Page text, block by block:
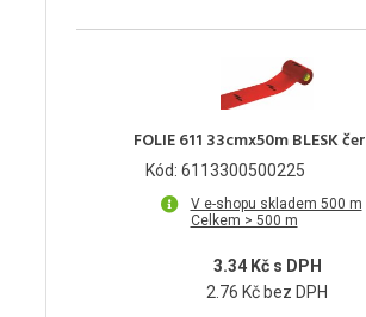
FOLIE 611 33cmx50m BLESK
Kód: 6113300500225
V e-shopu skladem 500 m
Celkem > 500 m
3.34 Kč s DPH
2.76 Kč bez DPH